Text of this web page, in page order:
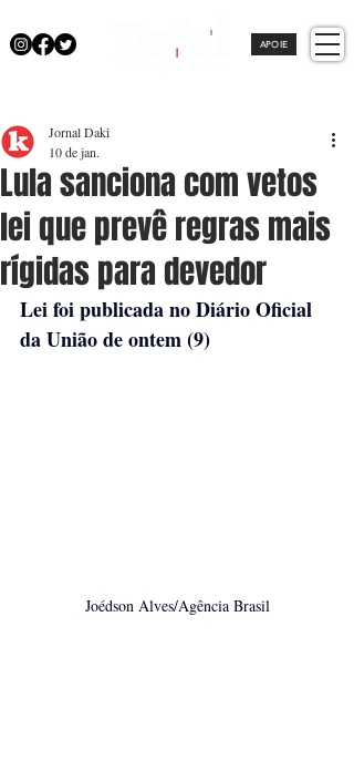
APOIE
Lula sanciona com vetos
lei que prevê regras mais
rígidas para devedor
Jornal Daki
10 de jan.
Lei foi publicada no Diário Oficial
da União de ontem (9)
Joédson Alves/Agência Brasil